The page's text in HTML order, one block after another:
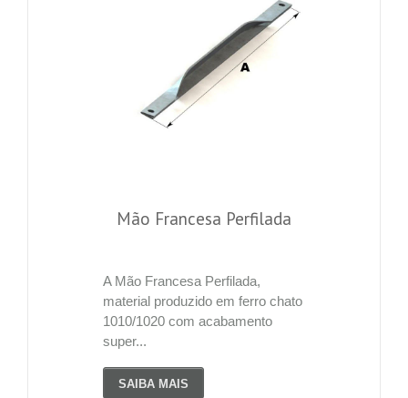
Mão Francesa Perfilada
A Mão Francesa Perfilada,
material produzido em ferro chato
1010/1020 com acabamento
super...
SAIBA MAIS